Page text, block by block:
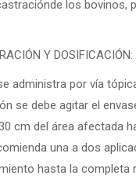
los bovinos,
Y DOSIFICACIÓN:
administra por vía
se debe agitar el
cm del área afectada
una a dos
hasta la completa